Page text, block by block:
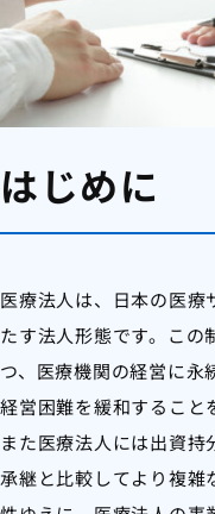
はじめに
医療法人は、日本の医療
たす法人形態です。この
つ、医療機関の経営に永
経営困難を緩和すること
また医療法人には出資
承継と比較してより複雑